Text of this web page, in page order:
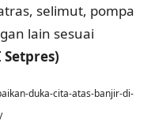
selimut, pompa
lain sesuai
Setpres)
duka-cita-atas-banjir-di-